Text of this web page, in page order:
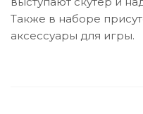
Также в наборе
аксессуары для игры.